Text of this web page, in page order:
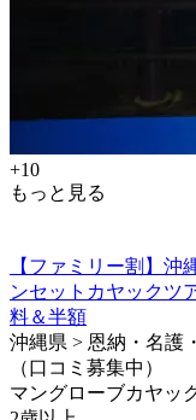
+10
もっと見る
【ファミリー割】
ンセットカヤックツ
料＆半額
沖縄県 > 恩納・名護
（口コミ募集中）
マングローブカヤッ